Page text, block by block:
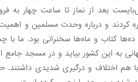
بعد از نماز تا ساعت چهار به
کردند و درباره وحدت مسلمین و
کتاب و ماه‌ها سخنرانی بود. ما
به این کشور بیاید و در مسجد جامع
با هم اختلاف و درگیری شدیدی